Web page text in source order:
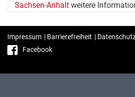
Sachsen-Anhalt weitere
Impressum | Barrierefreiheit |
Facebook